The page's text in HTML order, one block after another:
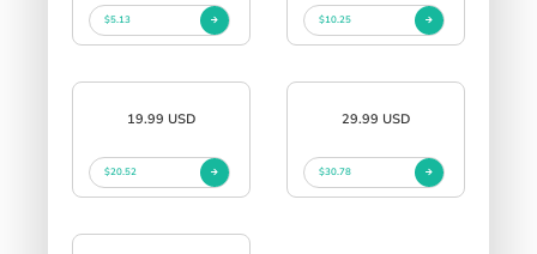
$5.13 $10.25
19.99 USD
$20.52
29.99 USD
$30.78